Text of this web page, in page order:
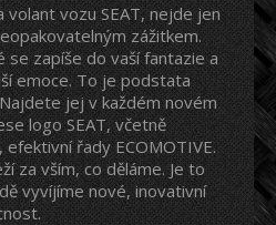
volant vozu SEAT, nejde jen
zážitkem.
zapíše do vaší fantazie a
emoce. To je podstata
jej v každém novém
logo SEAT, včetně
řady ECOMOTIVE.
za vším, co děláme. Je to
vyvíjíme nové, inovativní